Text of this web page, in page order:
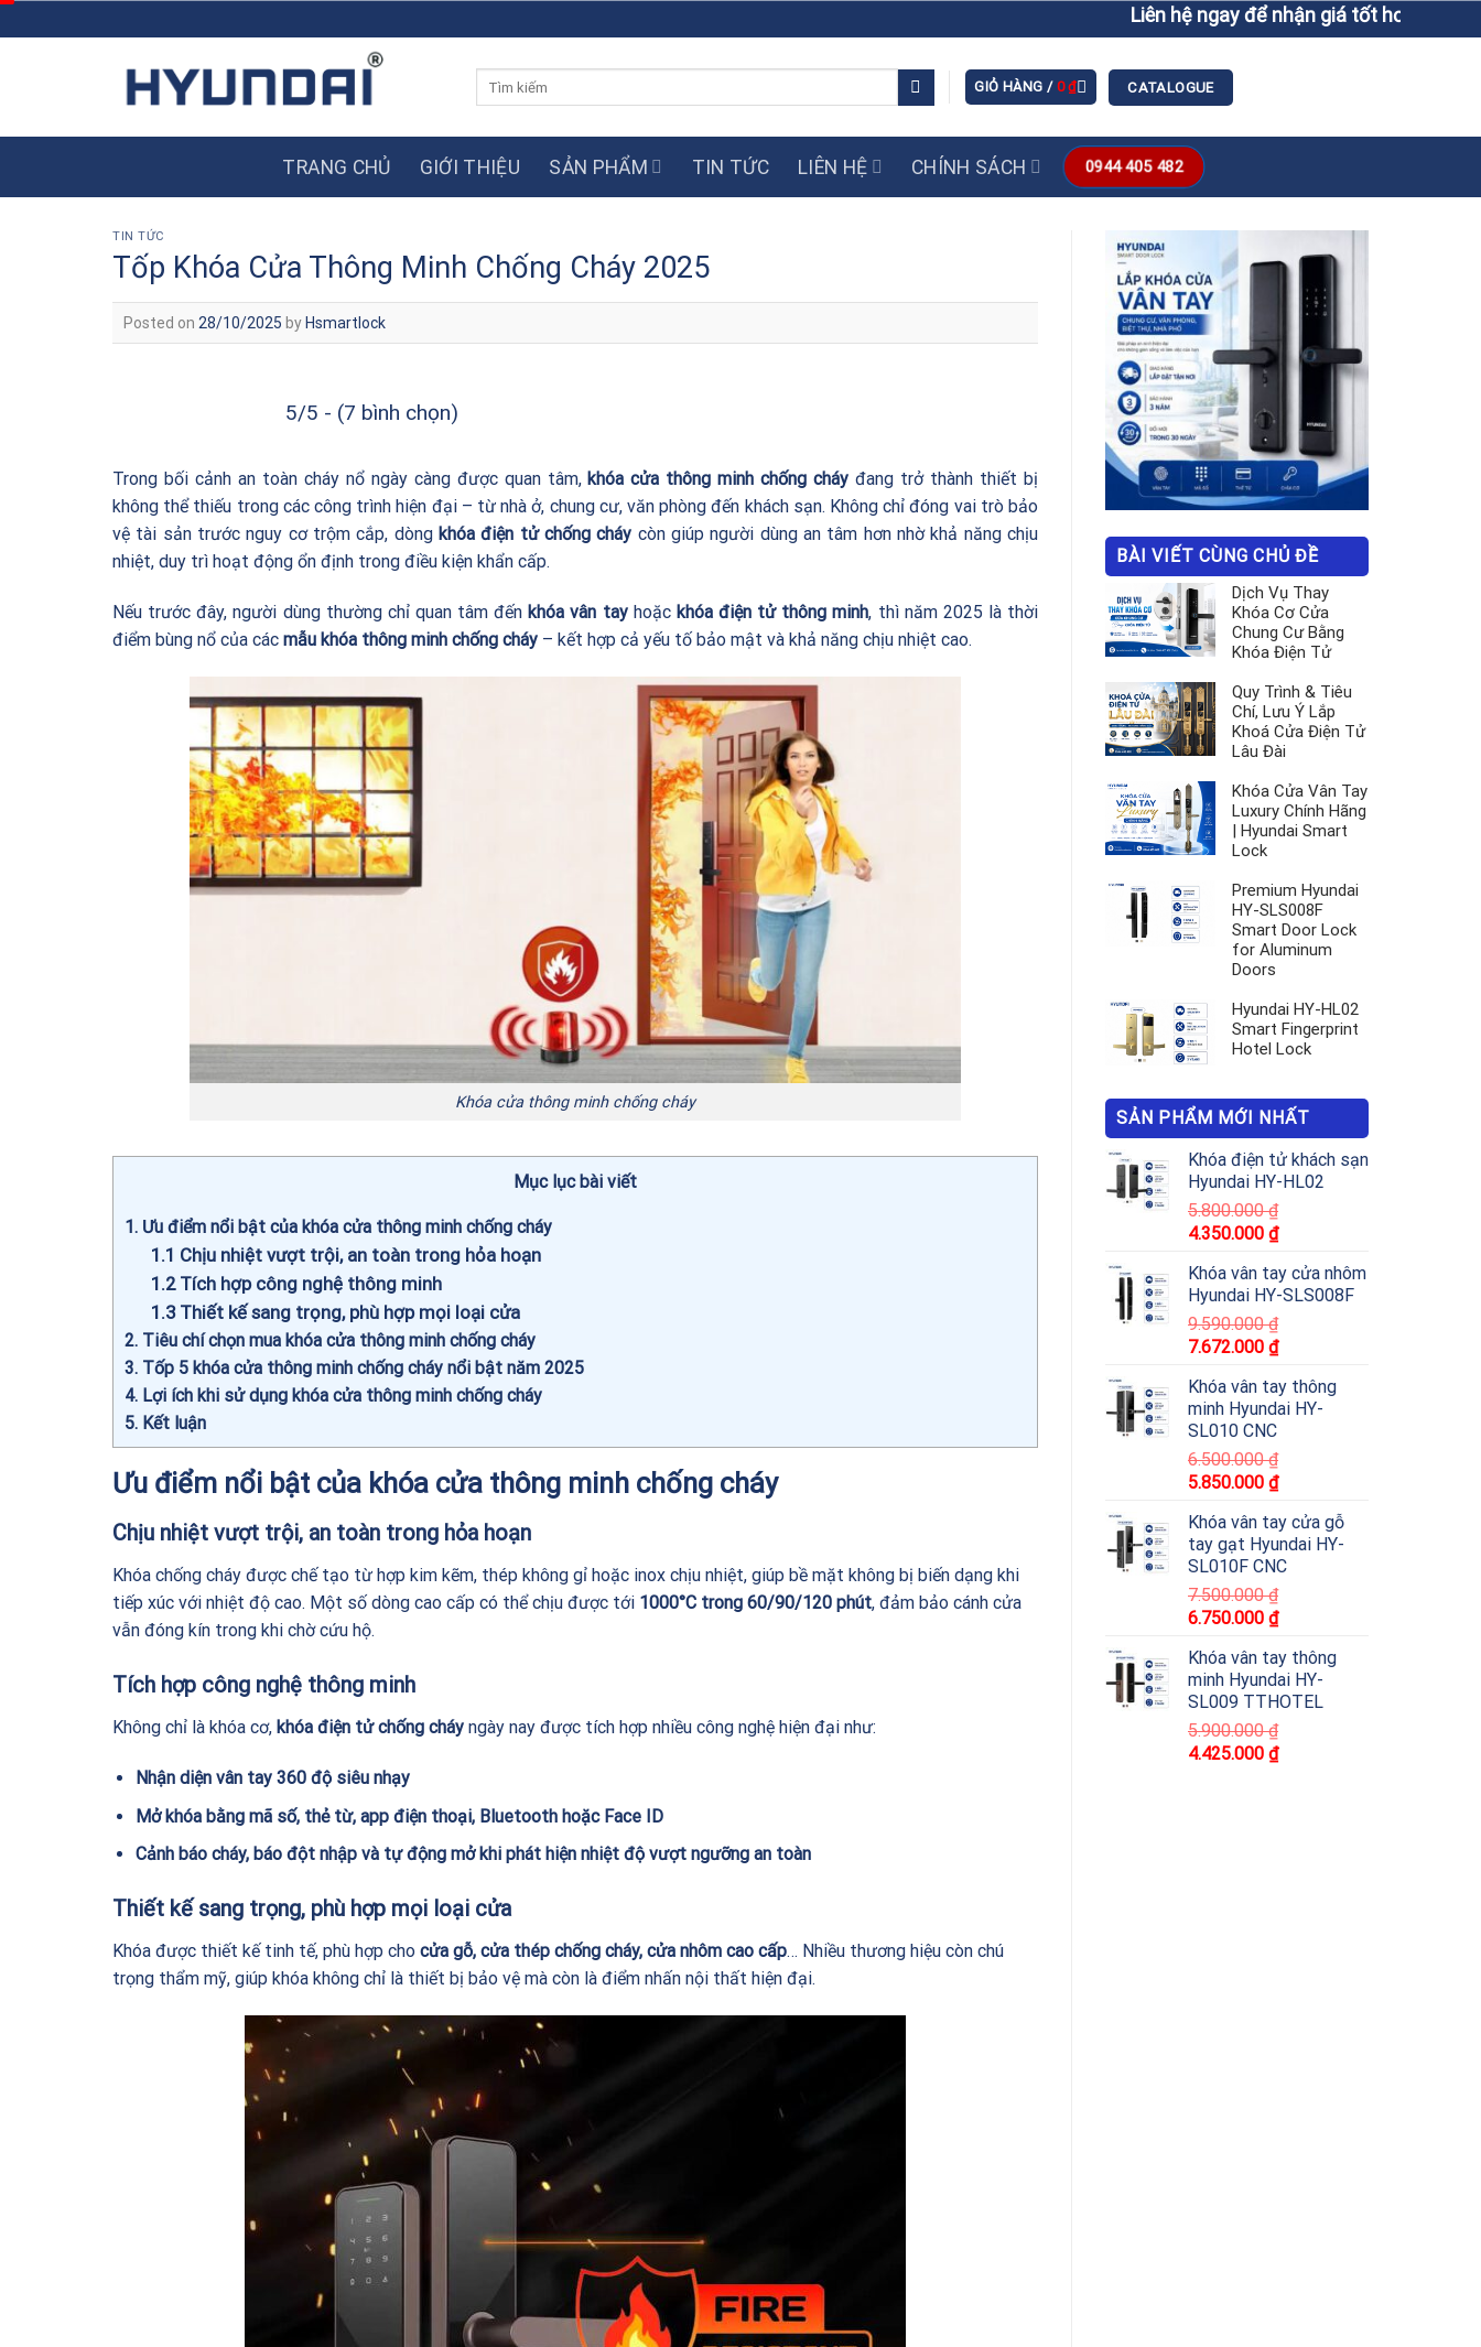
to
Liên hệ ngay để nhận giá tốt hơn giá niêm yết
GIỎ HÀNG / 0₫ CATALOGUE
TRANG CHỦ GIỚI THIỆU SẢN PHẨM TIN TỨC LIÊN HỆ CHÍNH SÁCH 0944 405 482
TIN TỨC
Tốp Khóa Cửa Thông Minh Chống Cháy 2025
Posted on 28/10/2025 by Hsmartlock
5/5 - (7 bình chọn)
Trong bối cảnh an toàn cháy nổ ngày càng được quan tâm, khóa cửa thông minh chống cháy đang trở thành thiết bị
không thể thiếu trong các công trình hiện đại – từ nhà ở, chung cư, văn phòng đến khách sạn. Không chỉ đóng vai trò bảo
vệ tài sản trước nguy cơ trộm cắp, dòng khóa điện tử chống cháy còn giúp người dùng an tâm hơn nhờ khả năng chịu
nhiệt, duy trì hoạt động ổn định trong điều kiện khẩn cấp.
Nếu trước đây, người dùng thường chỉ quan tâm đếnkhóa vân tayhoặc khóa điện tử thông minh, thì năm 2025 là thời
điểm bùng nổ của các mẫu khóa thông minh chống cháy – kết hợp cả yếu tố bảo mật và khả năng chịu nhiệt cao.
Khóa cửa thông minh chống cháy
Mục lục bài viết
1 Ưu điểm nổi bật của khóa cửa thông minh chống cháy
1.1 Chịu nhiệt vượt trội, an toàn trong hỏa hoạn
1.2Tích hợp công nghệ thông minh
1.3Thiết kế sang trọng, phù hợp mọi loại cửa
2 Tiêu chí chọn mua khóa cửa thông minh chống cháy
3 Tốp 5 khóa cửa thông minh chống cháy nổi bật năm 2025
4 Lợi ích khi sử dụng khóa cửa thông minh chống cháy
5 Kết luận
Ưu điểm nổi bật của khóa cửa thông minh chống cháy
Chịu nhiệt vượt trội, an toàn trong hỏa hoạn
Khóa chống cháy được chế tạo từ hợp kim kẽm, thép không gỉ hoặc inox chịu nhiệt, giúp bề mặt không bị biến dạng khi
tiếp xúc với nhiệt độ cao. Một số dòng cao cấp có thể chịu được tới 1000°C trong 60/90/120 phút, đảm bảo cánh cửa
vẫn đóng kín trong khi chờ cứu hộ.
Tích hợp công nghệ thông minh
Không chỉ là khóa cơ, khóa điện tử chống cháy ngày nay được tích hợp nhiều công nghệ hiện đại như:
Nhận diện vân tay 360 độ siêu nhạy
Mở khóa bằng mã số, thẻ từ, app điện thoại, Bluetooth hoặc Face ID
Cảnh báo cháy, báo đột nhập và tự động mở khi phát hiện nhiệt độ vượt ngưỡng an toàn
Thiết kế sang trọng, phù hợp mọi loại cửa
Khóa được thiết kế tinh tế, phù hợp cho cửa gỗ, cửa thép chống cháy, cửa nhôm cao cấp… Nhiều thương hiệu còn chú
trọng thẩm mỹ, giúp khóa không chỉ là thiết bị bảo vệ mà còn là điểm nhấn nội thất hiện đại.
BÀI VIẾT CÙNG CHỦ ĐỀ
Dịch Vụ Thay
Khóa Cơ Cửa
Chung Cư Bằng
Khóa Điện Tử
Quy Trình & Tiêu
Chí, Lưu Ý Lắp
Khoá Cửa Điện Tử
Lâu Đài
Khóa Cửa Vân Tay
Luxury Chính Hãng
| Hyundai Smart
Lock
Premium Hyundai
HY-SLS008F
Smart Door Lock
for Aluminum
Doors
Hyundai HY-HL02
Smart Fingerprint
Hotel Lock
SẢN PHẨM MỚI NHẤT
Khóa điện tử khách sạn
Hyundai HY-HL02
5.800.000₫
4.350.000 ₫
Khóa vân tay cửa nhôm
Hyundai HY-SLS008F
9.590.000₫
7.672.000 ₫
Khóa vân tay thông
minh Hyundai HY-
SL010 CNC
6.500.000₫
5.850.000 ₫
Khóa vân tay cửa gỗ
tay gạt Hyundai HY-
SL010F CNC
7.500.000₫
6.750.000 ₫
Khóa vân tay thông
minh Hyundai HY-
SL009 TTHOTEL
5.900.000₫
4.425.000 ₫